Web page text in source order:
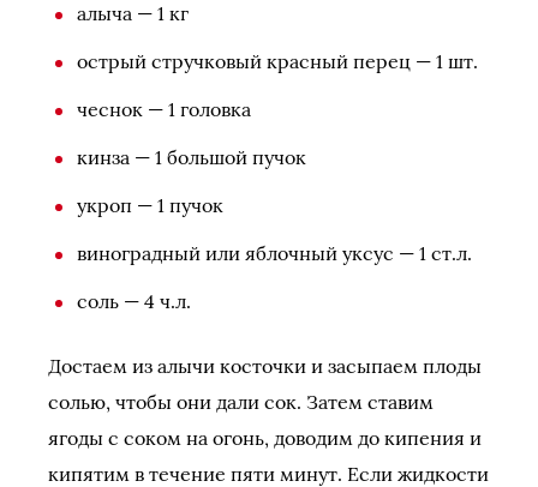
алыча — 1 кг
острый стручковый красный перец — 1 шт.
чеснок — 1 головка
кинза — 1 большой пучок
укроп — 1 пучок
виноградный или яблочный уксус — 1 ст.л.
соль — 4 ч.л.
Достаем из алычи косточки и засыпаем плоды
солью, чтобы они дали сок. Затем ставим
ягоды с соком на огонь, доводим до кипения и
кипятим в течение пяти минут. Если жидкости